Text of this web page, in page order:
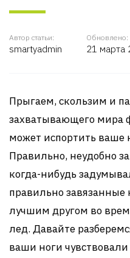
Автор статьи:
smartyadmin
Обновлено:
21 марта
Прыгаем, скользим и
захватывающего мира
может испортить ваше
Правильно, неудобно
когда-нибудь
правильно
лучшим другом во
лед. Давайте
ваши ноги